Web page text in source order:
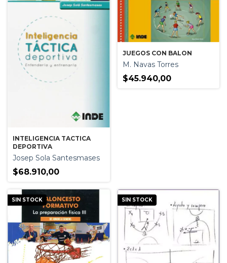
INTELIGENCIA TACTICA
DEPORTIVA
Josep Sola Santesmases
$68.910,00
JUEGOS CON BALON
M. Navas Torres
$45.940,00
SIN STOCK SIN STOCK